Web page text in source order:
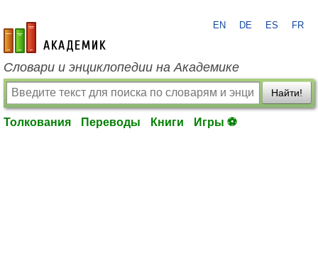
academic.ru
EN DE ES FR
Словари и энциклопедии на Академике
Найти!
Толкования Переводы Книги Игры ⚽